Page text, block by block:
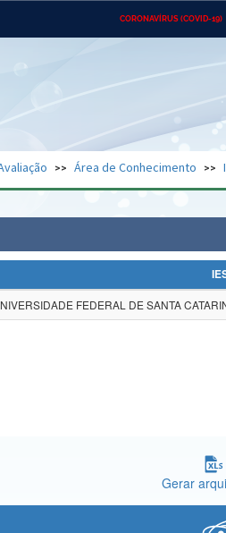
CORONAVÍRUS (COVID-19)
Ministério do Desenvolvimento
Regional
Advocacia-Geral da União
Área de Conhecimento
FEDERAL DE SANTA
Gerar